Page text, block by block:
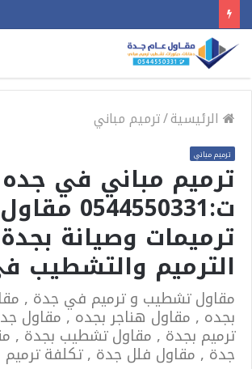
الرئيسية/ترميم مباني
ترميم مباني
ترميم مباني في جده
ت:0544550331 مقاول
ترميمات وصيانة
الترميم والتشطيب
مقاول تشطيب و ترميم في جدة ,
بجده , مقاول هناجر بجده , مقاول
ترميم بجدة , مقاول تشطيب بجدة ,
جدة , مقاول فلل جدة , تكلفة